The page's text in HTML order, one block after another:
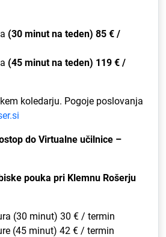
(30 minut na teden) 85 € /
(45 minut na teden) 119 € /
koledarju. Pogoje poslovanja
do Virtualne učilnice –
pouka pri Klemnu Rošerju
(30 minut) 30 € / termin
(45 minut) 42 € / termin